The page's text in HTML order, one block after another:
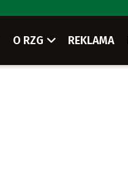
O RZG REKLAMA